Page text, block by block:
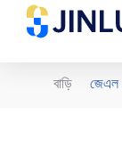
বাড়ি জেএল